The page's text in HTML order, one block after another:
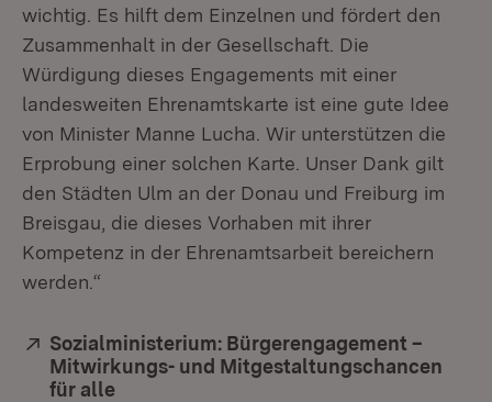
wichtig. Es hilft dem Einzelnen und fördert den
Zusammenhalt in der Gesellschaft. Die
Würdigung dieses Engagements mit einer
landesweiten Ehrenamtskarte ist eine gute Idee
von Minister Manne Lucha. Wir unterstützen die
Erprobung einer solchen Karte. Unser Dank gilt
den Städten Ulm an der Donau und Freiburg im
Breisgau, die dieses Vorhaben mit ihrer
Kompetenz in der Ehrenamtsarbeit bereichern
werden.“
Extern:
Sozialministerium: Bürgerengagement –
Mitwirkungs- und Mitgestaltungschancen
für alle